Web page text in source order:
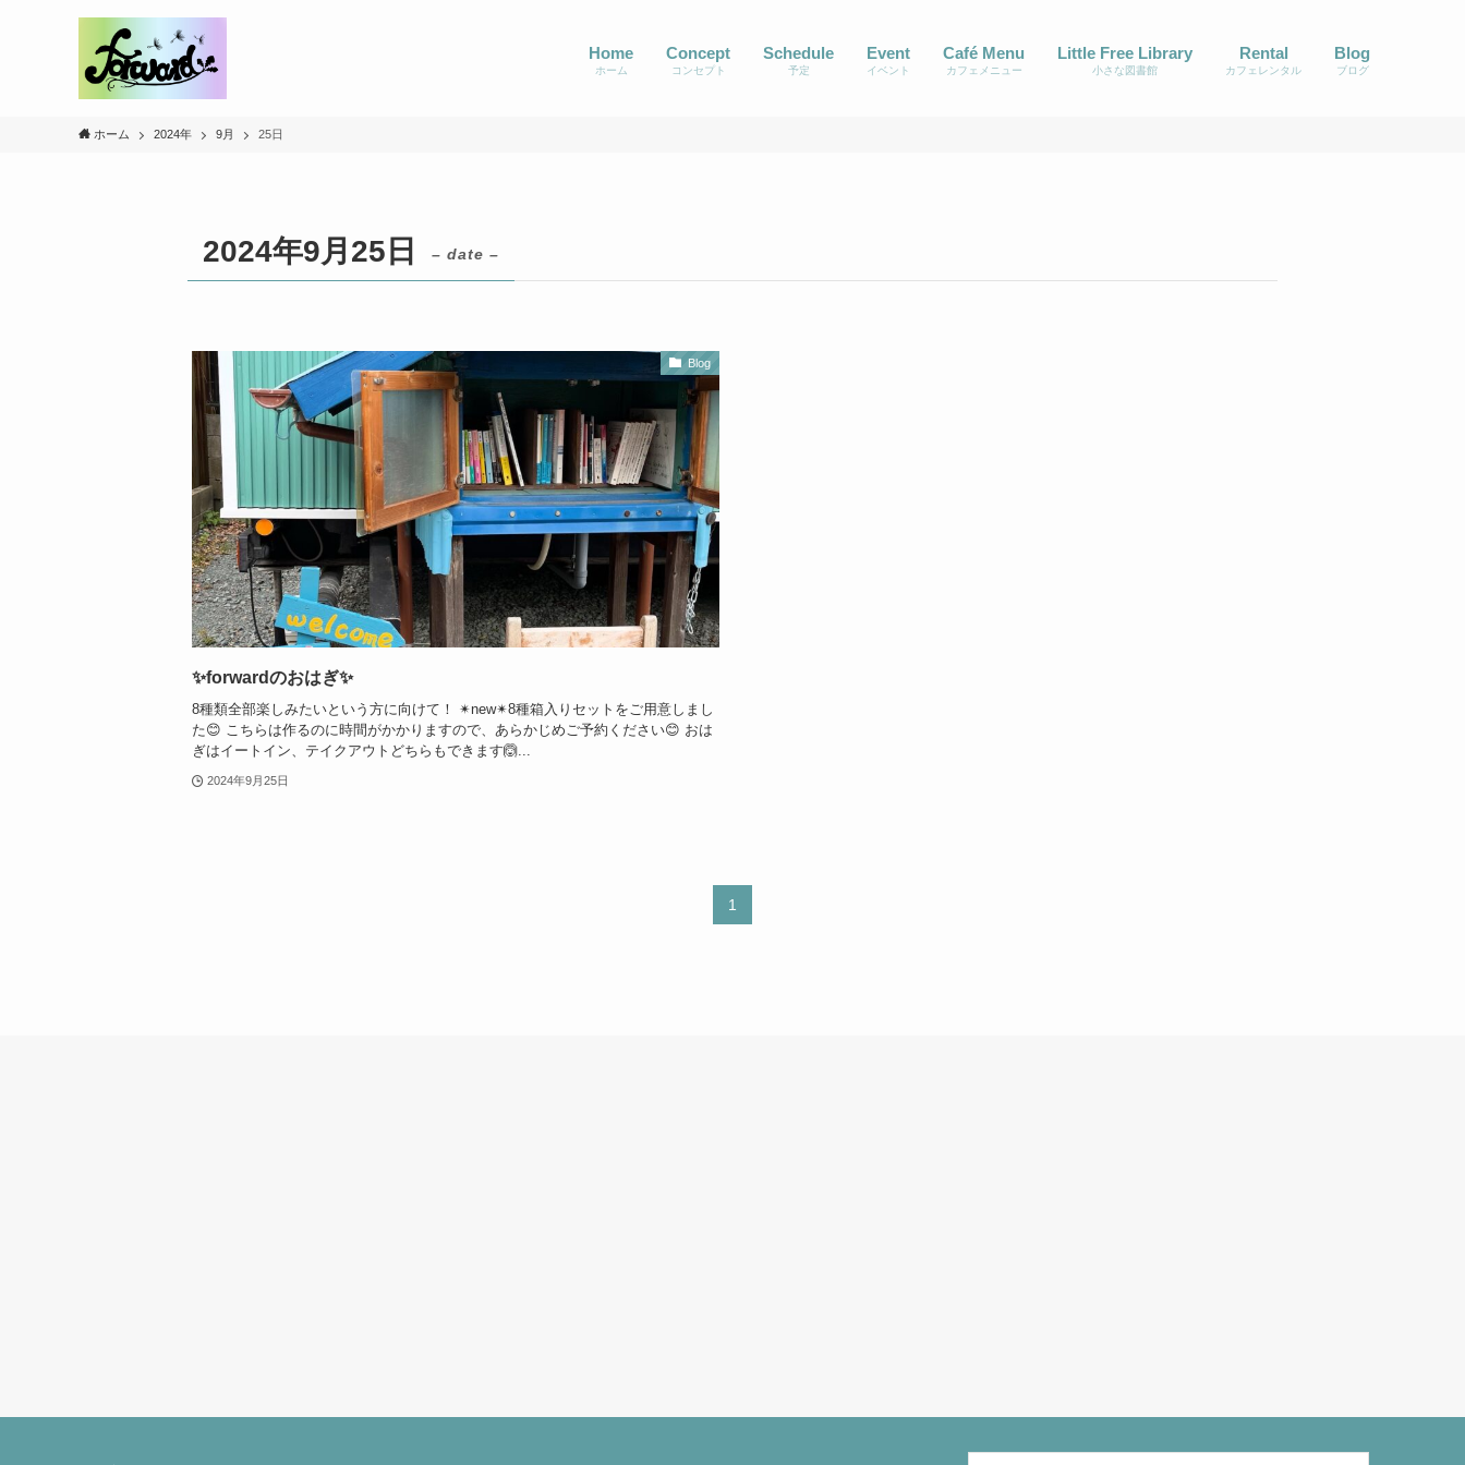
Home
ホーム
Concept
コンセプト
Schedule
予定
Event
イベント
Café Menu
カフェメニュー
Little Free Library
小さな図書館
Rental
カフェレンタル
Blog
ブログ
ホーム 2024年 9月 25日
2024年9月25日 – date –
Blog
✨forwardのおはぎ✨
8種類全部楽しみたいという方に向けて！ ✴︎new✴︎8種箱入りセットをご用意しまし
た😊 こちらは作るのに時間がかかりますので、あらかじめご予約ください😊 おは
ぎはイートイン、テイクアウトどちらもできます🙆‍...
2024年9月25日
1